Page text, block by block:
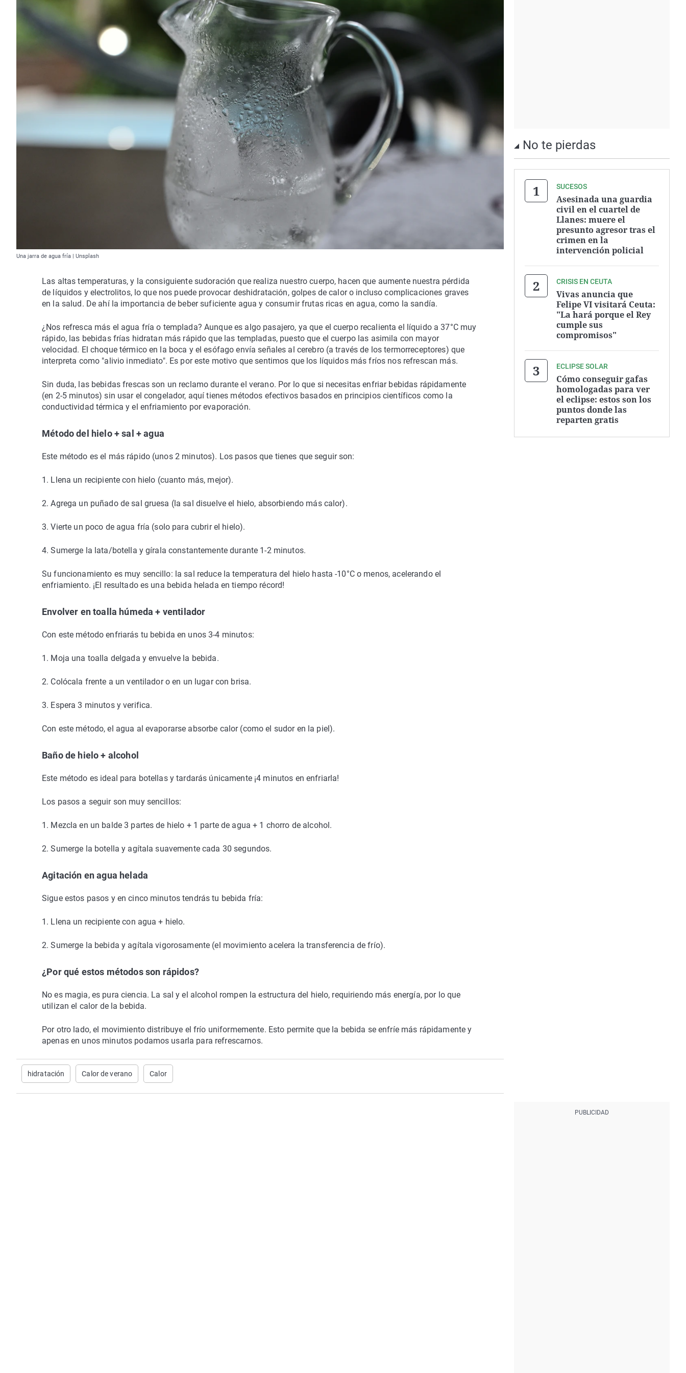
Una jarra de agua fría | Unsplash
Las altas temperaturas, y la consiguiente sudoración que realiza nuestro cuerpo, hacen que aumente nuestra pérdida
de líquidos y electrolitos, lo que nos puede provocar deshidratación, golpes de calor o incluso complicaciones graves
en la salud. De ahí la importancia de beber suficiente agua y consumir frutas ricas en agua, como la sandía.
¿Nos refresca más el agua fría o templada? Aunque es algo pasajero, ya que el cuerpo recalienta el líquido a 37°C muy
rápido, las bebidas frías hidratan más rápido que las templadas, puesto que el cuerpo las asimila con mayor
velocidad. El choque térmico en la boca y el esófago envía señales al cerebro (a través de los termorreceptores) que
interpreta como "alivio inmediato". Es por este motivo que sentimos que los líquidos más fríos nos refrescan más.
Sin duda, las bebidas frescas son un reclamo durante el verano. Por lo que si necesitas enfriar bebidas rápidamente
(en 2-5 minutos) sin usar el congelador, aquí tienes métodos efectivos basados en principios científicos como la
conductividad térmica y el enfriamiento por evaporación.
Método del hielo + sal + agua
Este método es el más rápido (unos 2 minutos). Los pasos que tienes que seguir son:
1. Llena un recipiente con hielo (cuanto más, mejor).
2. Agrega un puñado de sal gruesa (la sal disuelve el hielo, absorbiendo más calor).
3. Vierte un poco de agua fría (solo para cubrir el hielo).
4. Sumerge la lata/botella y gírala constantemente durante 1-2 minutos.
Su funcionamiento es muy sencillo: la sal reduce la temperatura del hielo hasta -10°C o menos, acelerando el
enfriamiento. ¡El resultado es una bebida helada en tiempo récord!
Envolver en toalla húmeda + ventilador
Con este método enfriarás tu bebida en unos 3-4 minutos:
1. Moja una toalla delgada y envuelve la bebida.
2. Colócala frente a un ventilador o en un lugar con brisa.
3. Espera 3 minutos y verifica.
Con este método, el agua al evaporarse absorbe calor (como el sudor en la piel).
Baño de hielo + alcohol
Este método es ideal para botellas y tardarás únicamente ¡4 minutos en enfriarla!
Los pasos a seguir son muy sencillos:
1. Mezcla en un balde 3 partes de hielo + 1 parte de agua + 1 chorro de alcohol.
2. Sumerge la botella y agítala suavemente cada 30 segundos.
Agitación en agua helada
Sigue estos pasos y en cinco minutos tendrás tu bebida fría:
1. Llena un recipiente con agua + hielo.
2. Sumerge la bebida y agítala vigorosamente (el movimiento acelera la transferencia de frío).
¿Por qué estos métodos son rápidos?
No es magia, es pura ciencia. La sal y el alcohol rompen la estructura del hielo, requiriendo más energía, por lo que
utilizan el calor de la bebida.
Por otro lado, el movimiento distribuye el frío uniformemente. Esto permite que la bebida se enfríe más rápidamente y
apenas en unos minutos podamos usarla para refrescarnos.
hidratación Calor de verano Calor
No te pierdas
SUCESOS
Asesinada una guardia
civil en el cuartel de
Llanes: muere el
presunto agresor tras el
crimen en la
intervención policial
CRISIS EN CEUTA
Vivas anuncia que
Felipe VI visitará Ceuta:
"La hará porque el Rey
cumple sus
compromisos"
ECLIPSE SOLAR
Cómo conseguir gafas
homologadas para ver
el eclipse: estos son los
puntos donde las
reparten gratis